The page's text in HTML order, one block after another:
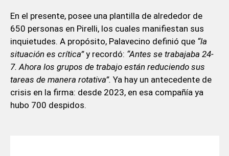
En el presente, posee una plantilla de alrededor de
650 personas en Pirelli, los cuales manifiestan sus
inquietudes. A propósito, Palavecino definió que“la
situación es crítica”y recordó: “Antes se trabajaba 24-
7. Ahora los grupos de trabajo están reduciendo sus
tareas de manera rotativa”. Ya hay un antecedente de
crisis en la firma: desde 2023, en esa compañía ya
hubo 700 despidos.